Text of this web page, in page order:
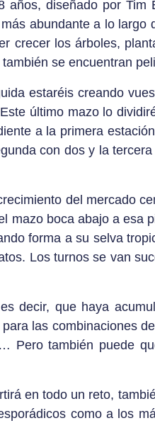
diseñado por
abundante a lo
crecer los árboles,
se encuentran
estaréis creando
último mazo lo
a la primera
con dos y la
del mercado
boca abajo a
forma a su selva
Los turnos se van
decir, que haya
las combinaciones
también puede
en todo un reto,
como a los